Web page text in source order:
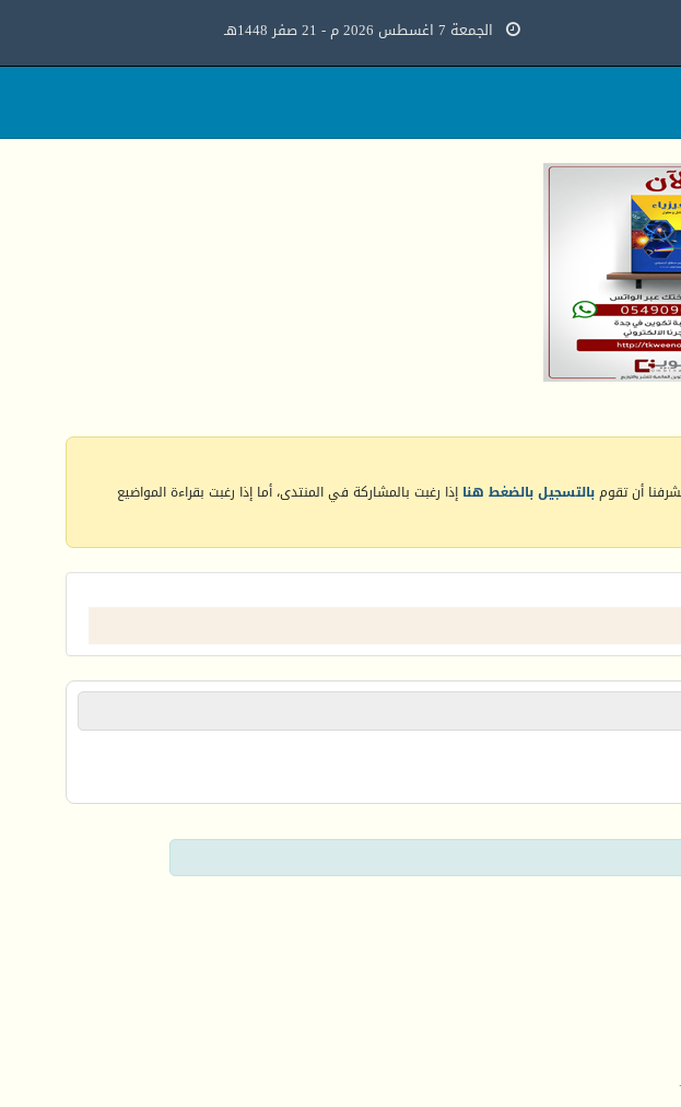
الجمعة 7 اغسطس 2026 م - 21 صفر 1448هـ
أن تقومبالتسجيل بالضغط هنا إذا رغبت بالمشاركة في المنتدى، أما إذا رغبت بقراءة المواضيع